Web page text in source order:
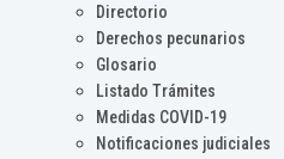
Directorio
Derechos pecunarios
Glosario
Listado Trámites
Medidas COVID-19
Notificaciones judiciales